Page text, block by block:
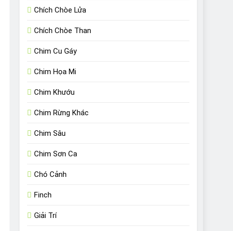
Chích Chòe Lửa
Chích Chòe Than
Chim Cu Gáy
Chim Họa Mi
Chim Khướu
Chim Rừng Khác
Chim Sâu
Chim Sơn Ca
Chó Cảnh
Finch
Giải Trí